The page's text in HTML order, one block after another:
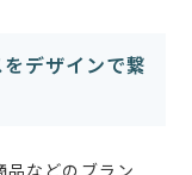
デザインで繋